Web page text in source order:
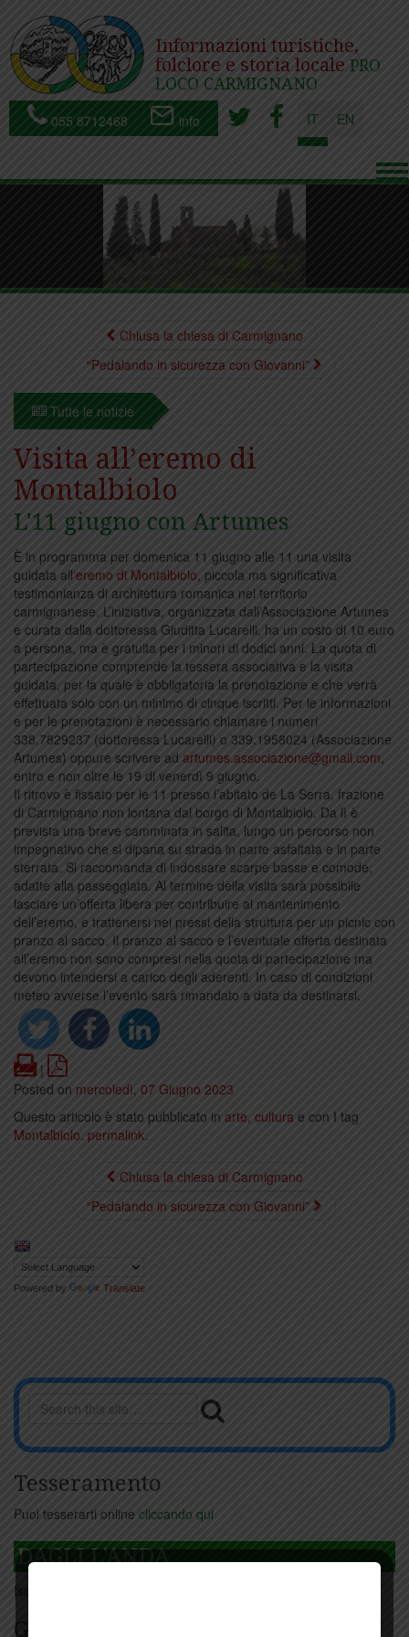
Informazioni turistiche,
folclore e storia locale PRO
LOCO CARMIGNANO
055 8712468 info IT EN
Chiusa la chiesa di Carmignano
“Pedalando in sicurezza con Giovanni”
Tutte le notizie
Visita all’eremo di
Montalbiolo
L'11 giugno con Artumes
È in programma per domenica 11 giugno alle 11 una visita
guidata all‘eremo di Montalbiolo, piccola ma significativa
testimonianza di architettura romanica nel territorio
carmignanese. L’iniziativa, organizzata dall’Associazione Artumes
e curata dalla dottoressa Giuditta Lucarelli, ha un costo di 10 euro
a persona, ma è gratuita per i minori di dodici anni. La quota di
partecipazione comprende la tessera associativa e la visita
guidata, per la quale è obbligatoria la prenotazione e che verrà
effettuata solo con un minimo di cinque iscritti. Per le informazioni
e per le prenotazioni è necessario chiamare i numeri
338.7829237 (dottoressa Lucarelli) o 339.1958024 (Associazione
Artumes) oppure scrivere ad artumes.associazione@gmail.com,
entro e non oltre le 19 di venerdì 9 giugno.
Il ritrovo è fissato per le 11 presso l’abitato de La Serra, frazione
di Carmignano non lontana dal borgo di Montalbiolo. Da lì è
prevista una breve camminata in salita, lungo un percorso non
impegnativo che si dipana su strada in parte asfaltata e in parte
sterrata. Si raccomanda di indossare scarpe basse e comode,
adatte alla passeggiata. Al termine della visita sarà possibile
lasciare un’offerta libera per contribuire al mantenimento
dell’eremo, e trattenersi nei pressi della struttura per un picnic con
pranzo al sacco. Il pranzo al sacco e l’eventuale offerta destinata
all’eremo non sono compresi nella quota di partecipazione ma
devono intendersi a carico degli aderenti. In caso di condizioni
meteo avverse l’evento sarà rimandato a data da destinarsi.
Print
|
Posted on mercoledì, 07 Giugno 2023
Questo articolo è stato pubblicato in arte cultura e con I tag
Montalbiolo. permalink.
Chiusa la chiesa di Carmignano
“Pedalando in sicurezza con Giovanni”
Powered by Translate
Tesseramento
Puoi tesserarti online cliccando qui
DAGLI L'ANDA
Iscriviti
Giorno per giorno a Carmignano